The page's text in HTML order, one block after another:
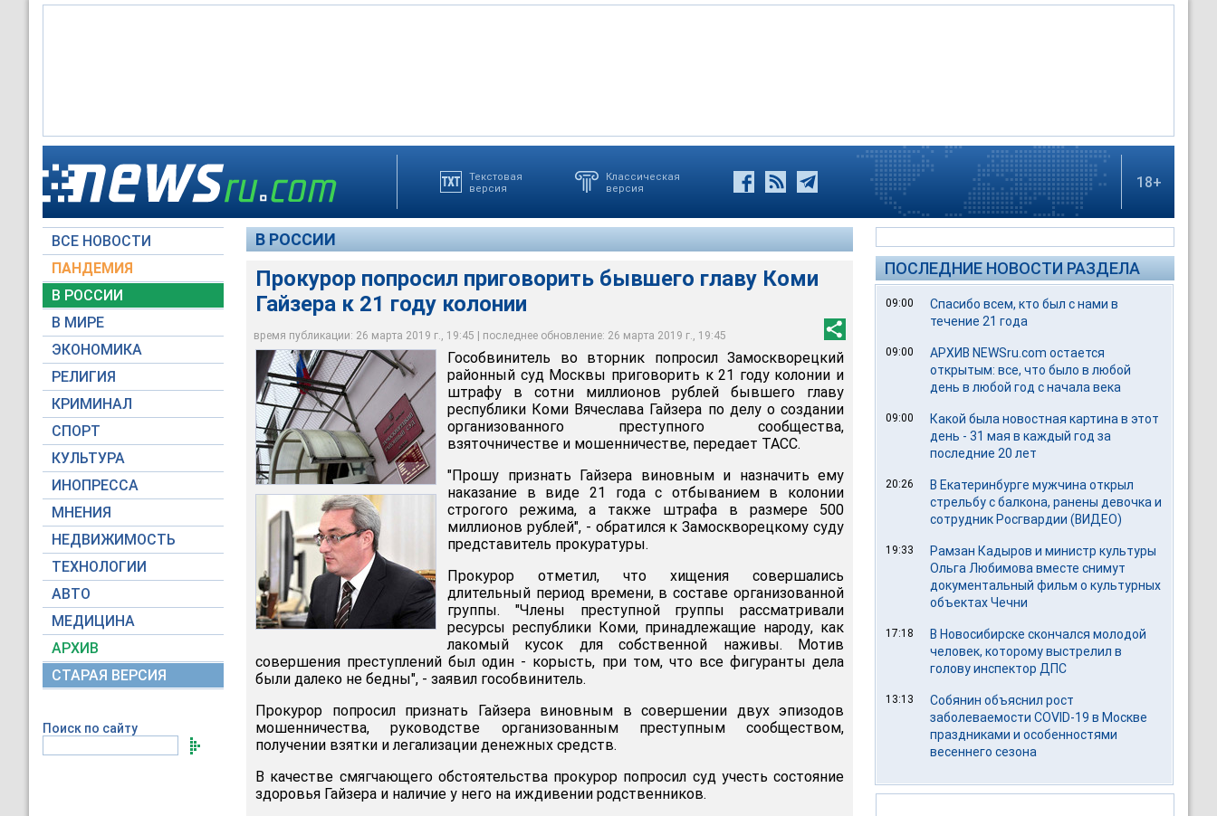
Текстовая
версия
Классическая
версия
18+
ВСЕ НОВОСТИ
ПАНДЕМИЯ
В РОССИИ
В МИРЕ
ЭКОНОМИКА
РЕЛИГИЯ
КРИМИНАЛ
СПОРТ
КУЛЬТУРА
ИНОПРЕССА
МНЕНИЯ
НЕДВИЖИМОСТЬ
ТЕХНОЛОГИИ
АВТО
МЕДИЦИНА
АРХИВ
СТАРАЯ ВЕРСИЯ
Поиск по сайту
В РОССИИ
Прокурор попросил приговорить бывшего главу Коми
Гайзера к 21 году колонии
время публикации: 26 марта 2019 г., 19:45 | последнее обновление: 26 марта 2019 г., 19:45
Гособвинитель во вторник попросил Замоскворецкий районный суд Москвы
приговорить к 21 году колонии и штрафу в сотни миллионов рублей бывшего главу
республики Коми Вячеслава Гайзера по делу о создании организованного
преступного сообщества, взяточничестве и мошенничестве
Moscow-Live.ru / Анастасия Зотова
Вячеслав Гайзер
Пресс-служба Президента России
Гособвинитель во вторник попросил Замоскворецкий
районный суд Москвы приговорить к 21 году колонии и
штрафу в сотни миллионов рублей бывшего главу
республики Коми Вячеслава Гайзера по делу о создании
организованного преступного сообщества,
взяточничестве и мошенничестве, передает ТАСС.
"Прошу признать Гайзера виновным и назначить ему
наказание в виде 21 года с отбыванием в колонии
строгого режима, а также штрафа в размере 500
миллионов рублей", - обратился к Замоскворецкому суду
представитель прокуратуры.
Прокурор отметил, что хищения совершались
длительный период времени, в составе организованной
группы. "Члены преступной группы рассматривали
ресурсы республики Коми, принадлежащие народу, как
лакомый кусок для собственной наживы. Мотив
совершения преступлений был один - корысть, при том, что все фигуранты дела
были далеко не бедны", - заявил гособвинитель.
Прокурор попросил признать Гайзера виновным в совершении двух эпизодов
мошенничества, руководстве организованным преступным сообществом,
получении взятки и легализации денежных средств.
В качестве смягчающего обстоятельства прокурор попросил суд учесть состояние
здоровья Гайзера и наличие у него на иждивении родственников.
ПОСЛЕДНИЕ НОВОСТИ РАЗДЕЛА
09:00
Спасибо всем, кто был с нами в
течение 21 года
09:00
АРХИВ NEWSru.com остается
открытым: все, что было в любой
день в любой год с начала века
09:00
Какой была новостная картина в этот
день - 31 мая в каждый год за
последние 20 лет
20:26
В Екатеринбурге мужчина открыл
стрельбу с балкона, ранены девочка и
сотрудник Росгвардии (ВИДЕО)
19:33
Рамзан Кадыров и министр культуры
Ольга Любимова вместе снимут
документальный фильм о культурных
объектах Чечни
17:18
В Новосибирске скончался молодой
человек, которому выстрелил в
голову инспектор ДПС
13:13
Собянин объяснил рост
заболеваемости COVID-19 в Москве
праздниками и особенностями
весеннего сезона